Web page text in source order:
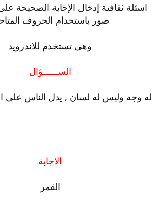
اسئلة ثقافية إدخال الإجابة الصحيحة
صور باستخدام الحروف
وهى تستخدم للاندرويد
الســــــؤال
له وجه وليس له لسان , يدل الناس على
الاجابة
القمر